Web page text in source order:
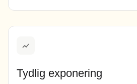
Tydlig exponering